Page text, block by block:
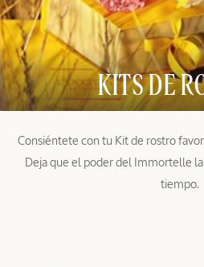
C
O
L
E
KITS DE
Consiéntete con tu Kit de rostro
Deja que el poder del Immortelle
tiempo.